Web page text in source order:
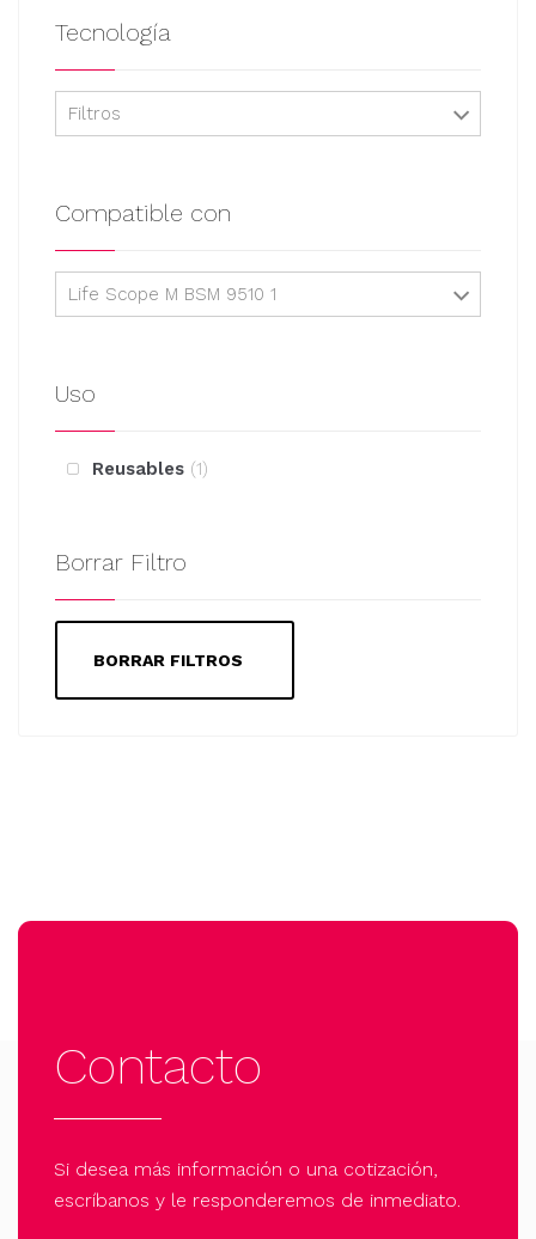
Tecnología
Filtros
Compatible con
Life Scope M BSM 9510 1
Uso
Reusables 1
Borrar Filtro
BORRAR FILTROS
Contacto
Si desea más información o una cotización,
escríbanos y le responderemos de inmediato.